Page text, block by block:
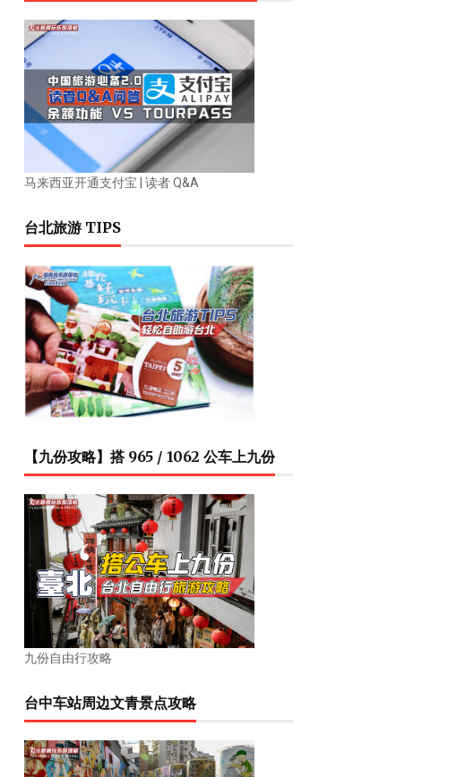
马来西亚开通支付宝 | 读者 Q&A
台北旅游 TIPS
【九份攻略】搭 965 / 1062 公车上九份
九份自由行攻略
台中车站周边文青景点攻略